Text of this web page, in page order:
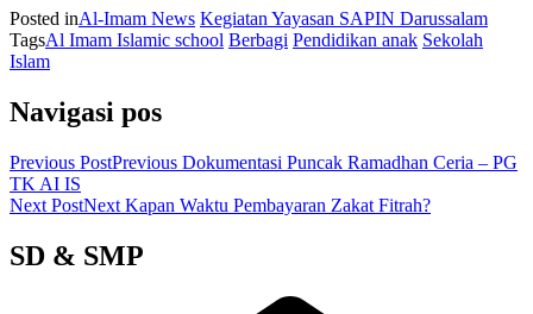
Posted inAl-Imam News Kegiatan Yayasan SAPIN Darussalam
TagsAl Imam Islamic school Berbagi Pendidikan anak Sekolah
Islam
Navigasi pos
Previous PostPrevious Dokumentasi Puncak Ramadhan Ceria – PG
TK AI IS
Next PostNext Kapan Waktu Pembayaran Zakat Fitrah?
SD & SMP